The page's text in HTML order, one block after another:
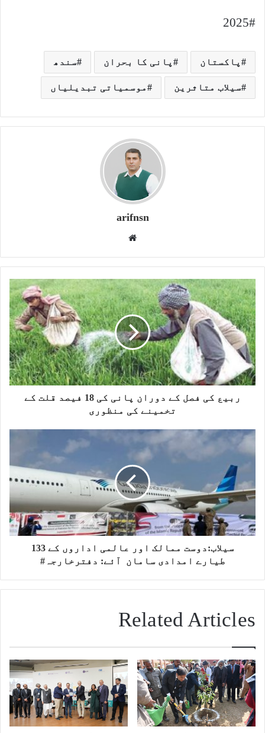
2025#
پاکستان پانی کا بحران سندھ
سیلاب متاثرین موسمیاتی تبدیلیاں
arifnsn
b
s
i
t
e
ربیع کی فصل کے دوران پانی کی 18 فیصد قلت کے
تخمینے کی منظوری
سیلاب:دوست ممالک اور عالمی اداروں کے 133
طیارے امدادی سامان آئے: دفترخارجہ#
Related Articles